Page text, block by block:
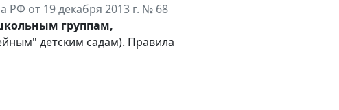
РФ от 19 декабря 2013 г. № 68
группам,
детским садам). Правила